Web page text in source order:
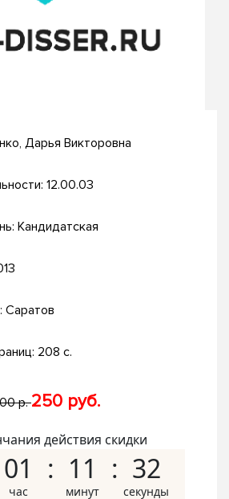
Дарья Викторовна
12.00.03
Кандидатская
Саратов
208 с.
р.250 руб.
действия скидки
01 11 31